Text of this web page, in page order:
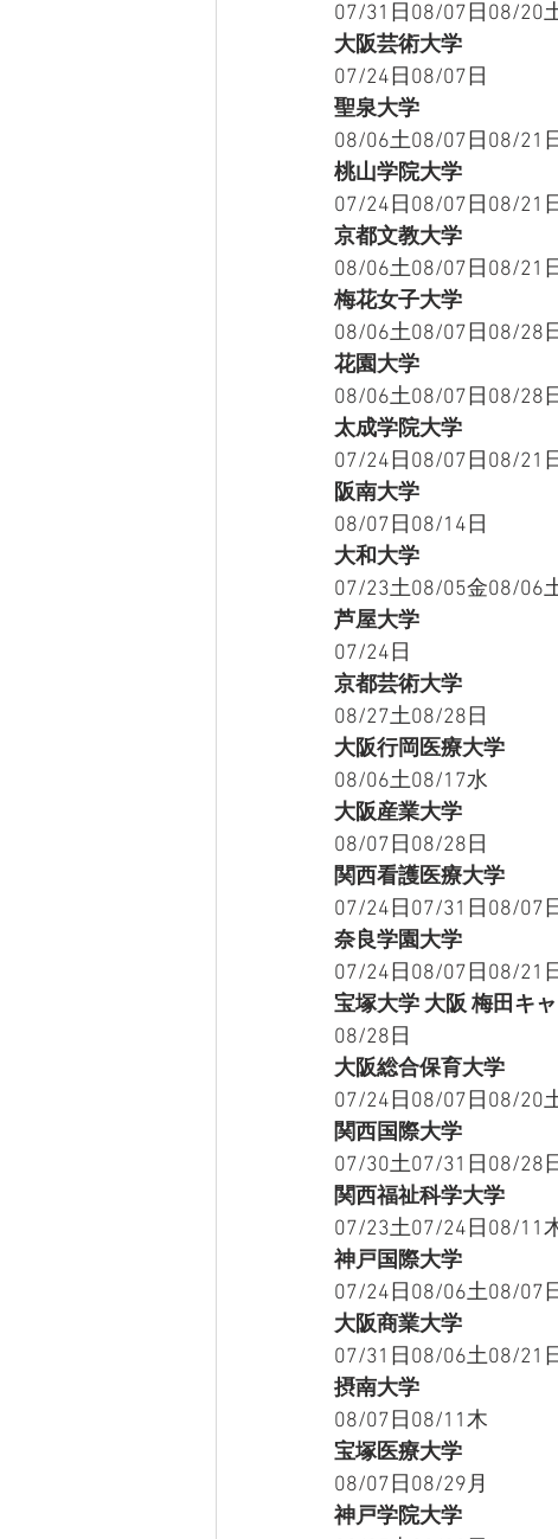
07/31日08/07日08/20
大阪芸術大学
07/24日08/07日
聖泉大学
08/06土08/07日08/21
桃山学院大学
07/24日08/07日08/21
京都文教大学
08/06土08/07日08/21
梅花女子大学
08/06土08/07日08/28
花園大学
08/06土08/07日08/28
太成学院大学
07/24日08/07日08/21
阪南大学
08/07日08/14日
大和大学
07/23土08/05金08/06
芦屋大学
07/24日
京都芸術大学
08/27土08/28日
大阪行岡医療大学
08/06土08/17水
大阪産業大学
08/07日08/28日
関西看護医療大学
07/24日07/31日08/07
奈良学園大学
07/24日08/07日08/21
宝塚大学 大阪 梅田キ
08/28日
大阪総合保育大学
07/24日08/07日08/20
関西国際大学
07/30土07/31日08/28
関西福祉科学大学
07/23土07/24日08/11
神戸国際大学
07/24日08/06土08/07
大阪商業大学
07/31日08/06土08/21
摂南大学
08/07日08/11木
宝塚医療大学
08/07日08/29月
神戸学院大学